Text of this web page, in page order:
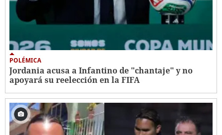
POLÉMICA
Jordania acusa a Infantino de "chantaje" y no
apoyará su reelección en la FIFA